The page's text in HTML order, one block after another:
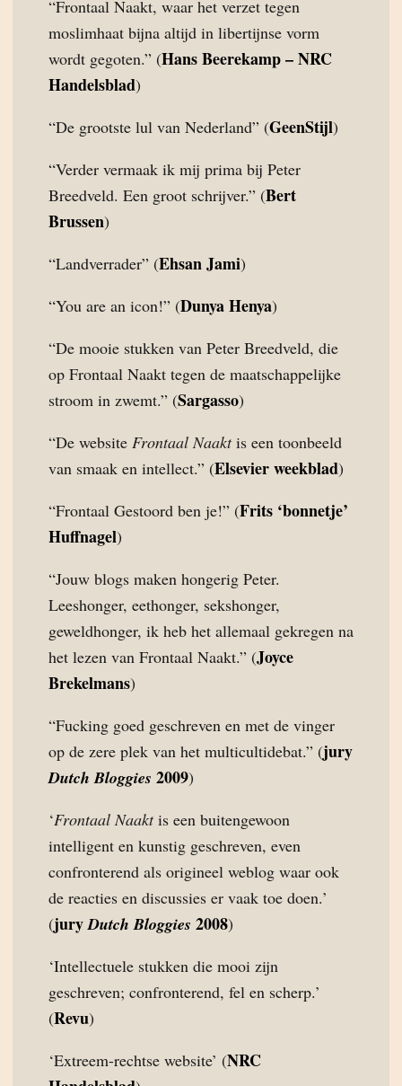
“Frontaal Naakt, waar het verzet tegen
moslimhaat bijna altijd in libertijnse vorm
wordt gegoten.” (Hans Beerekamp – NRC
Handelsblad)
“De grootste lul van Nederland” (GeenStijl)
“Verder vermaak ik mij prima bij Peter
Breedveld. Een groot schrijver.” (Bert
Brussen)
“Landverrader” (Ehsan Jami)
“You are an icon!” (Dunya Henya)
“De mooie stukken van Peter Breedveld, die
op Frontaal Naakt tegen de maatschappelijke
stroom in zwemt.” (Sargasso)
“De website Frontaal Naaktis een toonbeeld
van smaak en intellect.” (Elsevier weekblad)
“Frontaal Gestoord ben je!” (Frits ‘bonnetje’
Huffnagel)
“Jouw blogs maken hongerig Peter.
Leeshonger, eethonger, sekshonger,
geweldhonger, ik heb het allemaal gekregen na
het lezen van Frontaal Naakt.” (Joyce
Brekelmans)
“Fucking goed geschreven en met de vinger
op de zere plek van het multicultidebat.” (jury
Dutch Bloggies 2009)
‘Frontaal Naaktis een buitengewoon
intelligent en kunstig geschreven, even
confronterend als origineel weblog waar ook
de reacties en discussies er vaak toe doen.’
(juryDutch Bloggies 2008)
‘Intellectuele stukken die mooi zijn
geschreven; confronterend, fel en scherp.’
(Revu)
‘Extreem-rechtse website’ (NRC